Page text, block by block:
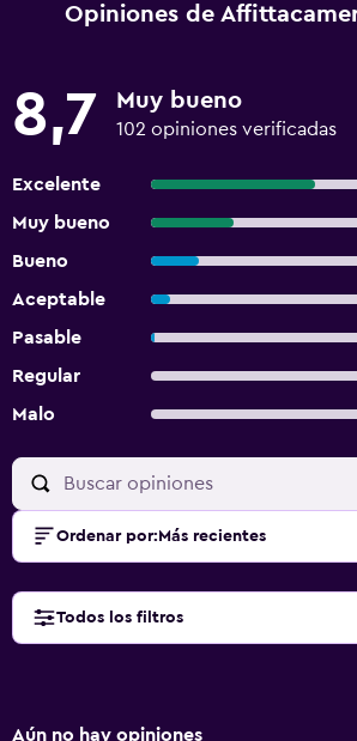
Opiniones de
8,7 Muy bueno
102 opiniones verificadas
Excelente
Muy bueno
Bueno
Aceptable
Pasable
Regular
Malo
Ordenar por: Más recientes
Todos los filtros
Aún no hay opiniones